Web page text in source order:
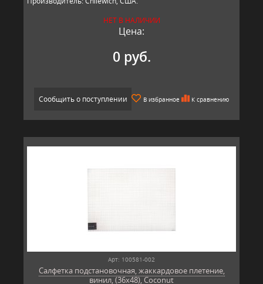
НЕТ В НАЛИЧИИ
Цена:
0 руб.
Сообщить о поступлении В избранное К сравнению
Арт: 100581-002
Салфетка подстановочная, жаккардовое плетение,
винил, (36х48), Coconut